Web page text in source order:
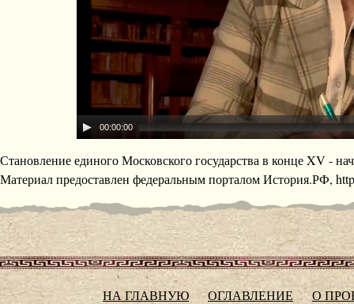
00:00:00
Становление единого Московского государства в конце XV -
Материал предоставлен федеральным порталом История.РФ,
НА ГЛАВНУЮ ОГЛАВЛЕНИЕ О